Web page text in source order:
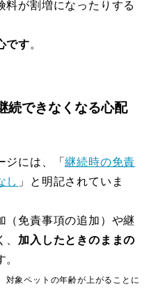
料が割増になったりする
です。
続できなくなる心配
ジには、「継続時の免責
し 」と明記されていま
（免責事項の追加）や継
加入したときのままの
象ペットの年齢が上がることに